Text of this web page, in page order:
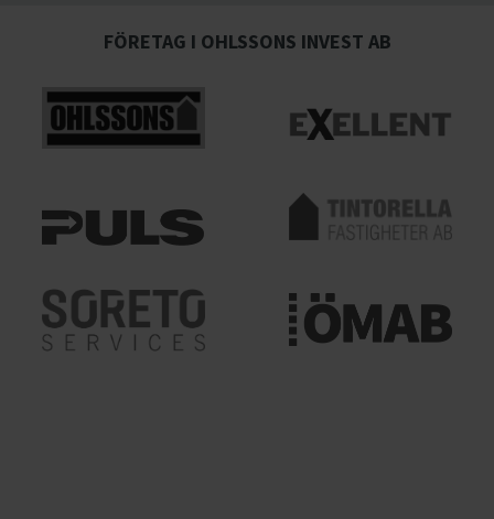
FÖRETAG I OHLSSONS INVEST AB